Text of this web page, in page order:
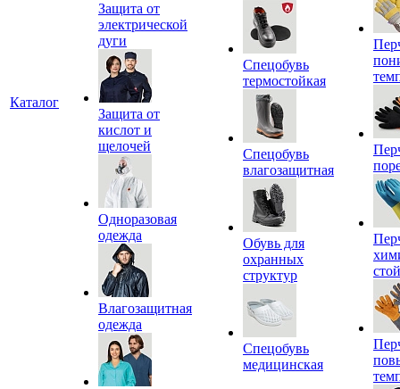
Каталог
Защита от
электрической
дуги
Защита от
кислот и
щелочей
Одноразовая
одежда
Влагозащитная
одежда
Спецобувь
термостойкая
Спецобувь
влагозащитная
Обувь для
охранных
структур
Спецобувь
медицинская